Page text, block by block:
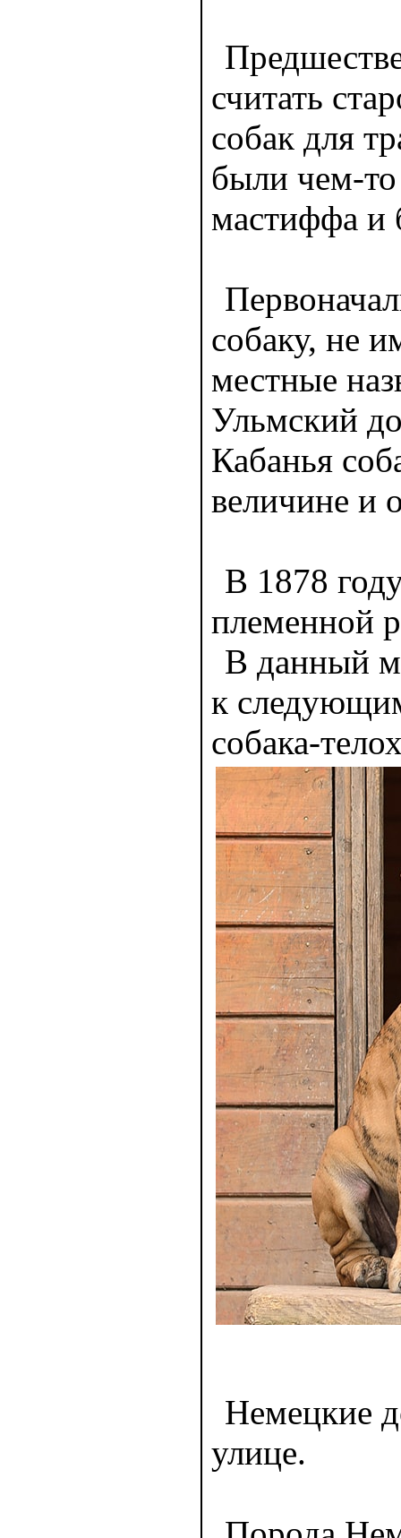
считать
собак для
были чем-
мастиффа и
собаку, не
местные
Ульмский
Кабанья
величине и
В 1878
племенной
В данный
к
собака-
Немецкие
улице.